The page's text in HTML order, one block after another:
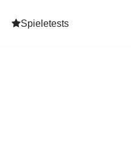
Spieletests